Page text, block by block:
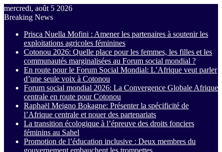
mercredi, août 5 2026
Breaking News
Prisca Nuella Mofini : Amener les partenaires à soutenir les
exploitations agricoles féminines
Cotonou 2026: Quelle place pour les femmes, les filles et les
communautés marginalisées au Forum social mondial ?
En route pour le Forum Social Mondial: L’Afrique veut parler
d’une seule voix à Cotonou
Forum social mondial 2026: La Convergence Globale Afrique
centrale en route pour Cotonou
Raphaël Meigno Bokagne: Présenter la spécificité de
l’Afrique centrale et nouer des partenariats
La transition écologique à l’épreuve des droits fonciers
féminins au Sahel
Promotion de l’éducation inclusive : Deux membres du
gouvernement embauchent les trompettes